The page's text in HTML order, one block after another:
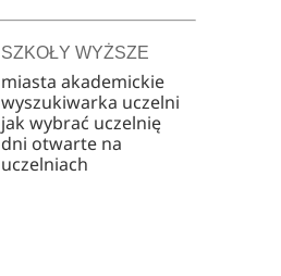
SZKOŁY WYŻSZE
miasta akademickie
wyszukiwarka uczelni
jak wybrać uczelnię
dni otwarte na
uczelniach